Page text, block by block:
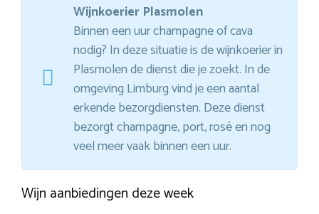
Wijnkoerier Plasmolen
Binnen een uur champagne of cava
nodig? In deze situatie is de wijnkoerier in
Plasmolen de dienst die je zoekt. In de
omgeving Limburg vind je een aantal
erkende bezorgdiensten. Deze dienst
bezorgt champagne, port, rosé en nog
veel meer vaak binnen een uur.
Wijn aanbiedingen deze week